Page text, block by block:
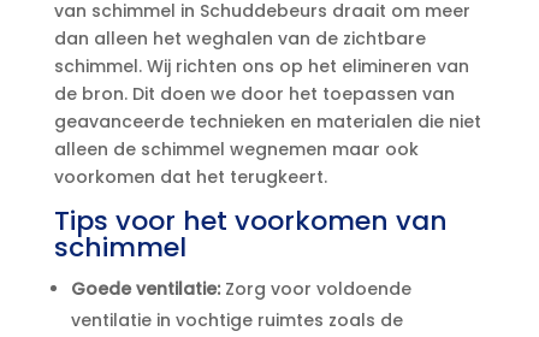
van schimmel in Schuddebeurs draait om meer
dan alleen het weghalen van de zichtbare
schimmel.​ Wij richten ons op het elimineren van
de bron.​ Dit doen we door het toepassen van
geavanceerde technieken en materialen die niet
alleen de schimmel wegnemen maar ook
voorkomen dat het terugkeert.​
Tips voor het voorkomen van
schimmel
Goede ventilatie:Zorg voor voldoende
ventilatie in vochtige ruimtes zoals de